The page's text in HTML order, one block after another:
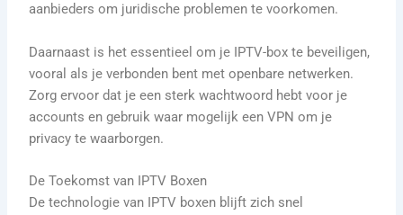
aanbieders om juridische problemen te voorkomen.
Daarnaast is het essentieel om je IPTV-box te beveiligen,
vooral als je verbonden bent met openbare netwerken.
Zorg ervoor dat je een sterk wachtwoord hebt voor je
accounts en gebruik waar mogelijk een VPN om je
privacy te waarborgen.
De Toekomst van IPTV Boxen
De technologie van IPTV boxen blijft zich snel